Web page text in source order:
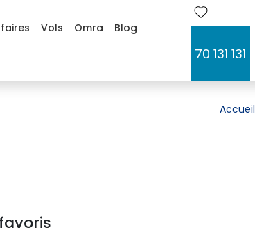
Vols Omra
Blog
70 131 131
Accueil